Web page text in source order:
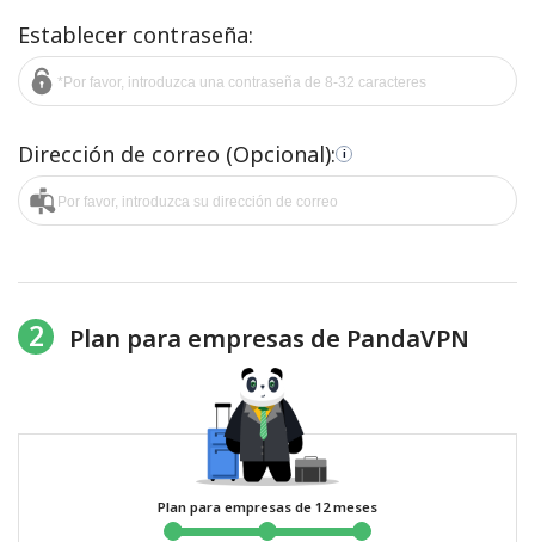
Establecer contraseña:
Dirección de correo (Opcional): i
2 Plan para empresas de PandaVPN
Plan para empresas de 12 meses